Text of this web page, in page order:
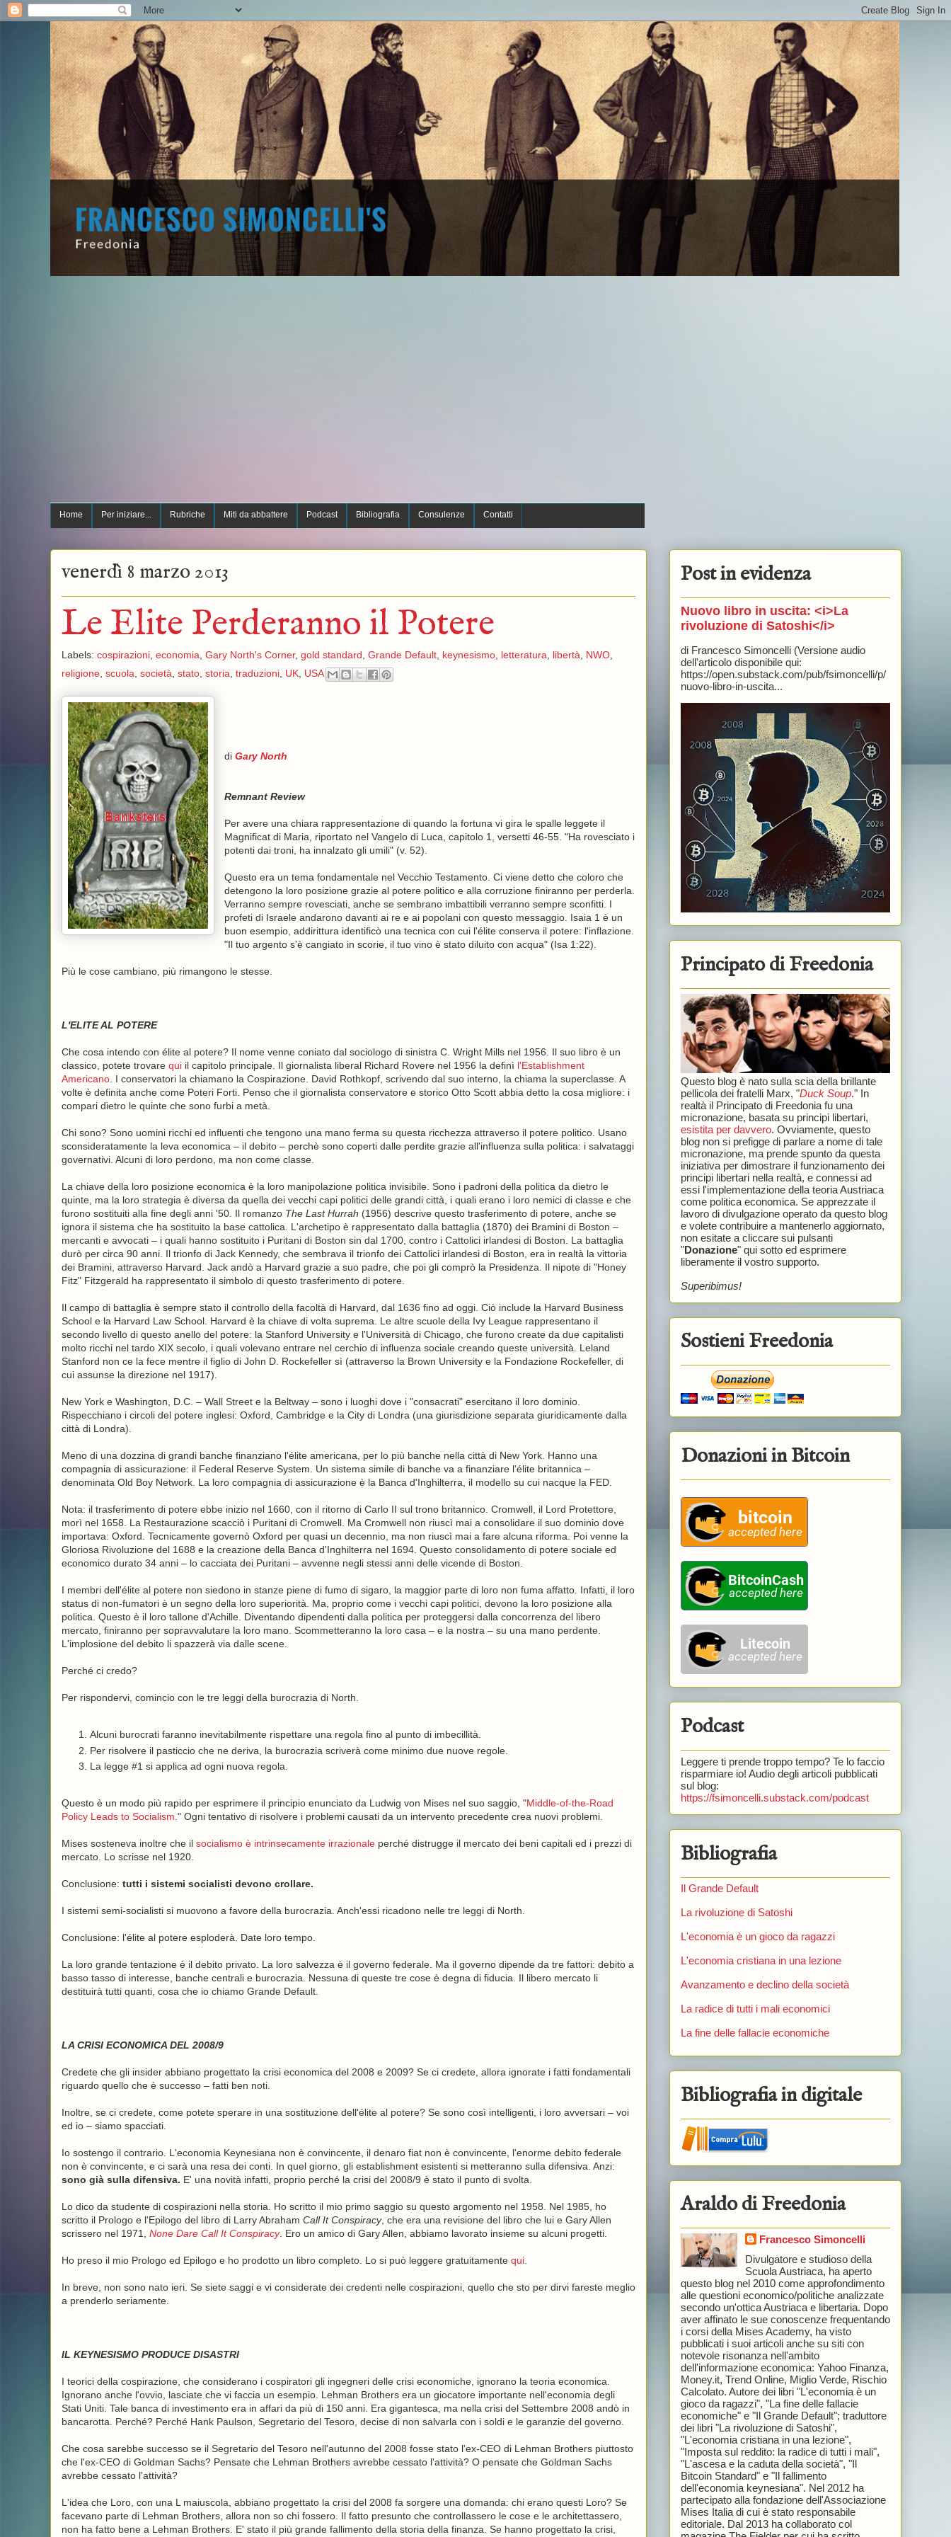
Home Per iniziare... Rubriche Miti da abbattere Podcast Bibliografia Consulenze Contatti
venerdì 8 marzo 2013
Le Elite Perderanno il Potere
Labels: cospirazioni, economia Gary North's Corner, gold standard Grande Default, keynesismo, letteratura libertà NWO,
religione, scuola, società, stato, storia, traduzioni, UK, USA
di Gary North
Remnant Review
Per avere una chiara rappresentazione di quando la fortuna vi gira le spalle leggete il
Magnificat di Maria, riportato nel Vangelo di Luca, capitolo 1, versetti 46-55. "Ha rovesciato i
potenti dai troni, ha innalzato gli umili" (v. 52).
Questo era un tema fondamentale nel Vecchio Testamento. Ci viene detto che coloro che
detengono la loro posizione grazie al potere politico e alla corruzione finiranno per perderla.
Verranno sempre rovesciati, anche se sembrano imbattibili verranno sempre sconfitti. I
profeti di Israele andarono davanti ai re e ai popolani con questo messaggio. Isaia 1 è un
buon esempio, addirittura identificò una tecnica con cui l'élite conserva il potere: l'inflazione.
"Il tuo argento s'è cangiato in scorie, il tuo vino è stato diluito con acqua" (Isa 1:22).
Più le cose cambiano, più rimangono le stesse.
L'ELITE AL POTERE
Che cosa intendo con élite al potere? Il nome venne coniato dal sociologo di sinistra C. Wright Mills nel 1956. Il suo libro è un
classico, potete trovare quiil capitolo principale. Il giornalista liberal Richard Rovere nel 1956 la definì l'Establishment
Americano. I conservatori la chiamano la Cospirazione. David Rothkopf, scrivendo dal suo interno, la chiama la superclasse. A
volte è definita anche come Poteri Forti. Penso che il giornalista conservatore e storico Otto Scott abbia detto la cosa migliore: i
compari dietro le quinte che sono furbi a metà.
Chi sono? Sono uomini ricchi ed influenti che tengono una mano ferma su questa ricchezza attraverso il potere politico. Usano
sconsideratamente la leva economica – il debito – perchè sono coperti dalle perdite grazie all'influenza sulla politica: i salvataggi
governativi. Alcuni di loro perdono, ma non come classe.
La chiave della loro posizione economica è la loro manipolazione politica invisibile. Sono i padroni della politica da dietro le
quinte, ma la loro strategia è diversa da quella dei vecchi capi politici delle grandi città, i quali erano i loro nemici di classe e che
furono sostituiti alla fine degli anni '50. Il romanzo The Last Hurrah (1956) descrive questo trasferimento di potere, anche se
ignora il sistema che ha sostituito la base cattolica. L'archetipo è rappresentato dalla battaglia (1870) dei Bramini di Boston –
mercanti e avvocati – i quali hanno sostituito i Puritani di Boston sin dal 1700, contro i Cattolici irlandesi di Boston. La battaglia
durò per circa 90 anni. Il trionfo di Jack Kennedy, che sembrava il trionfo dei Cattolici irlandesi di Boston, era in realtà la vittoria
dei Bramini, attraverso Harvard. Jack andò a Harvard grazie a suo padre, che poi gli comprò la Presidenza. Il nipote di "Honey
Fitz" Fitzgerald ha rappresentato il simbolo di questo trasferimento di potere.
Il campo di battaglia è sempre stato il controllo della facoltà di Harvard, dal 1636 fino ad oggi. Ciò include la Harvard Business
School e la Harvard Law School. Harvard è la chiave di volta suprema. Le altre scuole della Ivy League rappresentano il
secondo livello di questo anello del potere: la Stanford University e l'Università di Chicago, che furono create da due capitalisti
molto ricchi nel tardo XIX secolo, i quali volevano entrare nel cerchio di influenza sociale creando queste università. Leland
Stanford non ce la fece mentre il figlio di John D. Rockefeller sì (attraverso la Brown University e la Fondazione Rockefeller, di
cui assunse la direzione nel 1917).
New York e Washington, D.C. – Wall Street e la Beltway – sono i luoghi dove i "consacrati" esercitano il loro dominio.
Rispecchiano i circoli del potere inglesi: Oxford, Cambridge e la City di Londra (una giurisdizione separata giuridicamente dalla
città di Londra).
Meno di una dozzina di grandi banche finanziano l'élite americana, per lo più banche nella città di New York. Hanno una
compagnia di assicurazione: il Federal Reserve System. Un sistema simile di banche va a finanziare l'élite britannica –
denominata Old Boy Network. La loro compagnia di assicurazione è la Banca d'Inghilterra, il modello su cui nacque la FED.
Nota: il trasferimento di potere ebbe inizio nel 1660, con il ritorno di Carlo II sul trono britannico. Cromwell, il Lord Protettore,
morì nel 1658. La Restaurazione scacciò i Puritani di Cromwell. Ma Cromwell non riuscì mai a consolidare il suo dominio dove
importava: Oxford. Tecnicamente governò Oxford per quasi un decennio, ma non riuscì mai a fare alcuna riforma. Poi venne la
Gloriosa Rivoluzione del 1688 e la creazione della Banca d'Inghilterra nel 1694. Questo consolidamento di potere sociale ed
economico durato 34 anni – lo cacciata dei Puritani – avvenne negli stessi anni delle vicende di Boston.
I membri dell'élite al potere non siedono in stanze piene di fumo di sigaro, la maggior parte di loro non fuma affatto. Infatti, il loro
status di non-fumatori è un segno della loro superiorità. Ma, proprio come i vecchi capi politici, devono la loro posizione alla
politica. Questo è il loro tallone d'Achille. Diventando dipendenti dalla politica per proteggersi dalla concorrenza del libero
mercato, finiranno per sopravvalutare la loro mano. Scommetteranno la loro casa – e la nostra – su una mano perdente.
L'implosione del debito li spazzerà via dalle scene.
Perché ci credo?
Per rispondervi, comincio con le tre leggi della burocrazia di North.
Alcuni burocrati faranno inevitabilmente rispettare una regola fino al punto di imbecillità.
Per risolvere il pasticcio che ne deriva, la burocrazia scriverà come minimo due nuove regole.
La legge #1 si applica ad ogni nuova regola.
Questo è un modo più rapido per esprimere il principio enunciato da Ludwig von Mises nel suo saggio, "Middle-of-the-Road
Policy Leads to Socialism ." Ogni tentativo di risolvere i problemi causati da un intervento precedente crea nuovi problemi.
Mises sosteneva inoltre che il socialismo è intrinsecamente irrazionaleperché distrugge il mercato dei beni capitali ed i prezzi di
mercato. Lo scrisse nel 1920.
Conclusione: tutti i sistemi socialisti devono crollare.
I sistemi semi-socialisti si muovono a favore della burocrazia. Anch'essi ricadono nelle tre leggi di North.
Conclusione: l'élite al potere esploderà. Date loro tempo.
La loro grande tentazione è il debito privato. La loro salvezza è il governo federale. Ma il governo dipende da tre fattori: debito a
basso tasso di interesse, banche centrali e burocrazia. Nessuna di queste tre cose è degna di fiducia. Il libero mercato li
destituirà tutti quanti, cosa che io chiamo Grande Default.
LA CRISI ECONOMICA DEL 2008/9
Credete che gli insider abbiano progettato la crisi economica del 2008 e 2009? Se ci credete, allora ignorate i fatti fondamentali
riguardo quello che è successo – fatti ben noti.
Inoltre, se ci credete, come potete sperare in una sostituzione dell'élite al potere? Se sono così intelligenti, i loro avversari – voi
ed io – siamo spacciati.
Io sostengo il contrario. L'economia Keynesiana non è convincente, il denaro fiat non è convincente, l'enorme debito federale
non è convincente, e ci sarà una resa dei conti. In quel giorno, gli establishment esistenti si metteranno sulla difensiva. Anzi:
sono già sulla difensiva. E' una novità infatti, proprio perché la crisi del 2008/9 è stato il punto di svolta.
Lo dico da studente di cospirazioni nella storia. Ho scritto il mio primo saggio su questo argomento nel 1958. Nel 1985, ho
scritto il Prologo e l'Epilogo del libro di Larry Abraham Call It Conspiracy, che era una revisione del libro che lui e Gary Allen
scrissero nel 1971, None Dare Call It Conspiracy. Ero un amico di Gary Allen, abbiamo lavorato insieme su alcuni progetti.
Ho preso il mio Prologo ed Epilogo e ho prodotto un libro completo. Lo si può leggere gratuitamente qui.
In breve, non sono nato ieri. Se siete saggi e vi considerate dei credenti nelle cospirazioni, quello che sto per dirvi fareste meglio
a prenderlo seriamente.
IL KEYNESISMO PRODUCE DISASTRI
I teorici della cospirazione, che considerano i cospiratori gli ingegneri delle crisi economiche, ignorano la teoria economica.
Ignorano anche l'ovvio, lasciate che vi faccia un esempio. Lehman Brothers era un giocatore importante nell'economia degli
Stati Uniti. Tale banca di investimento era in affari da più di 150 anni. Era gigantesca, ma nella crisi del Settembre 2008 andò in
bancarotta. Perché? Perché Hank Paulson, Segretario del Tesoro, decise di non salvarla con i soldi e le garanzie del governo.
Che cosa sarebbe successo se il Segretario del Tesoro nell'autunno del 2008 fosse stato l'ex-CEO di Lehman Brothers piuttosto
che l'ex-CEO di Goldman Sachs? Pensate che Lehman Brothers avrebbe cessato l'attività? O pensate che Goldman Sachs
avrebbe cessato l'attività?
L'idea che Loro, con una L maiuscola, abbiano progettato la crisi del 2008 fa sorgere una domanda: chi erano questi Loro? Se
facevano parte di Lehman Brothers, allora non so chi fossero. Il fatto presunto che controllassero le cose e le architettassero,
non ha fatto bene a Lehman Brothers. E' stato il più grande fallimento della storia della finanza. Se hanno progettato la crisi,
Post in evidenza
Nuovo libro in uscita: <i>La
rivoluzione di Satoshi</i>
di Francesco Simoncelli (Versione audio
dell'articolo disponibile qui:
https://open.substack.com/pub/fsimoncelli/p/
nuovo-libro-in-uscita...
Principato di Freedonia
Questo blog è nato sulla scia della brillante
pellicola dei fratelli Marx, "Duck Soup." In
realtà il Principato di Freedonia fu una
micronazione, basata su principi libertari,
esistita per davvero. Ovviamente, questo
blog non si prefigge di parlare a nome di tale
micronazione, ma prende spunto da questa
iniziativa per dimostrare il funzionamento dei
principi libertari nella realtà, e connessi ad
essi l'implementazione della teoria Austriaca
come politica economica. Se apprezzate il
lavoro di divulgazione operato da questo blog
e volete contribuire a mantenerlo aggiornato,
non esitate a cliccare sui pulsanti
"Donazione" qui sotto ed esprimere
liberamente il vostro supporto.
Superibimus!
Sostieni Freedonia
Donazioni in Bitcoin
Podcast
Leggere ti prende troppo tempo? Te lo faccio
risparmiare io! Audio degli articoli pubblicati
sul blog:
https://fsimoncelli.substack.com/podcast
Bibliografia
Il Grande Default
La rivoluzione di Satoshi
L'economia è un gioco da ragazzi
L'economia cristiana in una lezione
Avanzamento e declino della società
La radice di tutti i mali economici
La fine delle fallacie economiche
Bibliografia in digitale
Araldo di Freedonia
Francesco Simoncelli
Divulgatore e studioso della
Scuola Austriaca, ha aperto
questo blog nel 2010 come approfondimento
alle questioni economico/politiche analizzate
secondo un'ottica Austriaca e libertaria. Dopo
aver affinato le sue conoscenze frequentando
i corsi della Mises Academy, ha visto
pubblicati i suoi articoli anche su siti con
notevole risonanza nell'ambito
dell'informazione economica: Yahoo Finanza,
Money.it, Trend Online, Miglio Verde, Rischio
Calcolato. Autore dei libri "L'economia è un
gioco da ragazzi", "La fine delle fallacie
economiche" e "Il Grande Default"; traduttore
dei libri "La rivoluzione di Satoshi",
"L'economia cristiana in una lezione",
"Imposta sul reddito: la radice di tutti i mali",
"L'ascesa e la caduta della società", "Il
Bitcoin Standard" e "Il fallimento
dell'economia keynesiana". Nel 2012 ha
partecipato alla fondazione dell'Associazione
Mises Italia di cui è stato responsabile
editoriale. Dal 2013 ha collaborato col